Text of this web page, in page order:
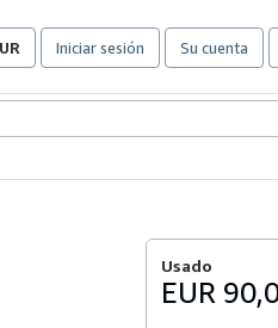
Iniciar sesión Su cuenta
Usado
EUR